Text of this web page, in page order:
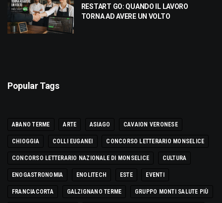
RESTART GO: QUANDO IL LAVORO
TORNA AD AVERE UN VOLTO
Popular Tags
ABANO TERME ARTE ASIAGO CAVAION VERONESE
CHIOGGIA COLLI EUGANEI CONCORSO LETTERARIO MONSELICE
CONCORSO LETTERARIO NAZIONALE DI MONSELICE CULTURA
ENOGASTRONOMIA ENOLITECH ESTE EVENTI
FRANCIACORTA GALZIGNANO TERME GRUPPO MONTI SALUTE PIÙ